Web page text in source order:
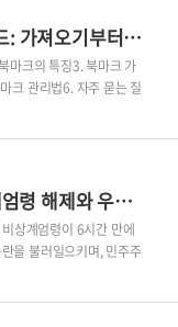
보다가 나에게 가장 잘
라인 강의 플랫폼의 강의
강의: 아나키의 워드프레
징4. 수강생을 위한 특별
려는 당신에게 1. 콜로소
사파리 북마크 초보자 가이드: 가져오기부터 내보내기까지(2024년 최신)
마크의 특징3. 북마크 가
크 관리법6. 자주 묻는 질
자주 방문하는 웹사이트
면서 macOS를 최신 버
사파리의 기능이 많이 개
옮겨볼까 고민하던 중이
기들을 옮기는 과정에서
사람이 없길 바라며 이번
2024년 계엄령 논란: 비상계엄령 해제와 우리 민주주의의 과제
상계엄령이 6시간 만에
을 불러일으키며, 민주주
. 2024.12.04 - [일상/아